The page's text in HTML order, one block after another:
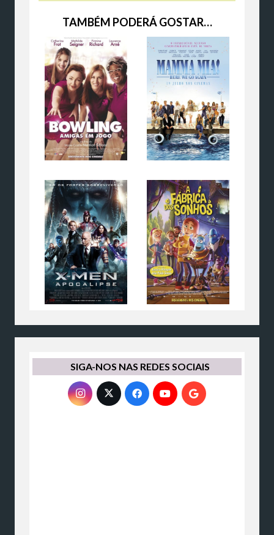
TAMBÉM PODERÁ GOSTAR…
SIGA-NOS NAS REDES SOCIAIS